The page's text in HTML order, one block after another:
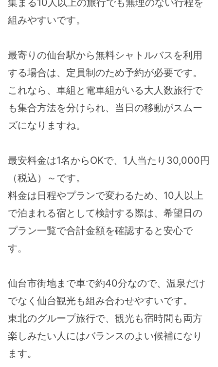
集まる10人以上の旅行でも無理のない行程を
組みやすいです。
最寄りの仙台駅から無料シャトルバスを利用
する場合は、定員制のため予約が必要です。
これなら、車組と電車組がいる大人数旅行で
も集合方法を分けられ、当日の移動がスムー
ズになりますね。
最安料金は1名からOKで、1人当たり30,000円
（税込）～です。
料金は日程やプランで変わるため、10人以上
で泊まれる宿として検討する際は、希望日の
プラン一覧で合計金額を確認すると安心で
す。
仙台市街地まで車で約40分なので、温泉だけ
でなく仙台観光も組み合わせやすいです。
東北のグループ旅行で、観光も宿時間も両方
楽しみたい人にはバランスのよい候補になり
ます。